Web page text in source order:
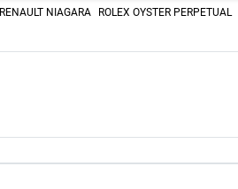
RENAULT NIAGARA ROLEX OYSTER PERPETUAL